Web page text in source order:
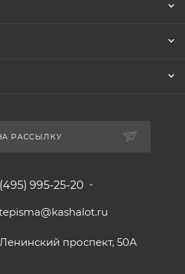
РАССЫЛКУ
995-25-20​
проспект, 50А​